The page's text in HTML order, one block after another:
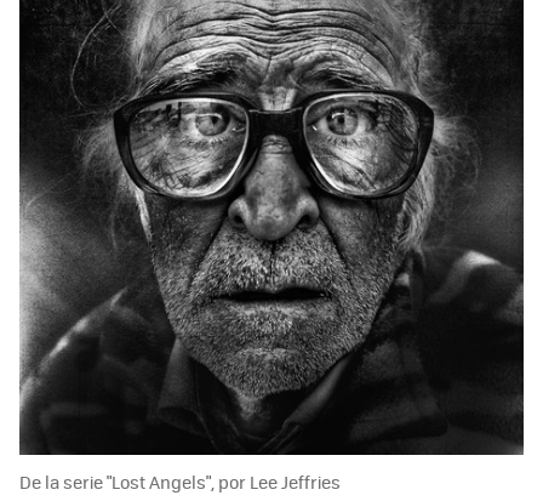
De la serie "Lost Angels", por Lee Jeffries